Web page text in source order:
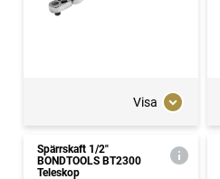
Visa
Spärrskaft 1/2"
BONDTOOLS BT2300
Teleskop